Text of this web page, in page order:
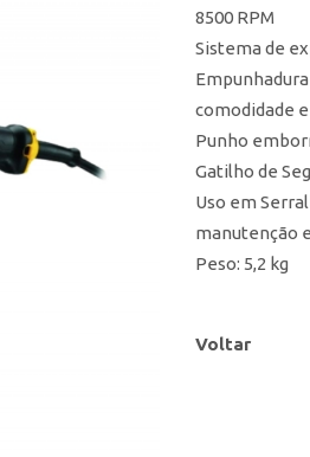
8500 RPM
Sistema de
comodidade
Punho
Gatilho de
Uso em
manutenção
Peso: 5,2 kg
Voltar